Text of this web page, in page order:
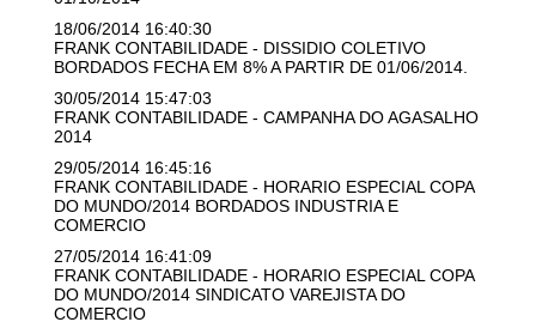
18/06/2014 16:40:30
FRANK CONTABILIDADE - DISSIDIO COLETIVO
BORDADOS FECHA EM 8% A PARTIR DE 01/06/2014.
30/05/2014 15:47:03
FRANK CONTABILIDADE - CAMPANHA DO AGASALHO
2014
29/05/2014 16:45:16
FRANK CONTABILIDADE - HORARIO ESPECIAL COPA
DO MUNDO/2014 BORDADOS INDUSTRIA E
COMERCIO
27/05/2014 16:41:09
FRANK CONTABILIDADE - HORARIO ESPECIAL COPA
DO MUNDO/2014 SINDICATO VAREJISTA DO
COMERCIO